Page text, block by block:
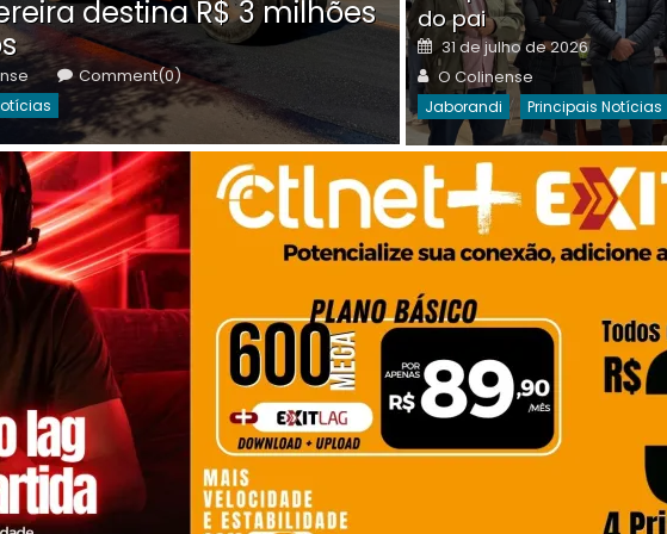
destina R$ 3 milhões
Comment(0)
on
Destaques Da Semana
do pai
Posted
on
31 de julho de 2026
Author
O Colinense
Jaborandi Principais Notícias